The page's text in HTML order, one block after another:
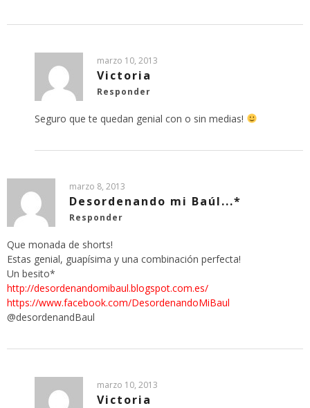
marzo 10, 2013
Victoria
Responder
Seguro que te quedan genial con o sin medias!
marzo 8, 2013
Desordenando mi Baúl...*
Responder
Que monada de shorts!
Estas genial, guapísima y una combinación perfecta!
Un besito*
http://desordenandomibaul.blogspot.com.es/
https://www.facebook.com/DesordenandoMiBaul
@desordenandBaul
marzo 10, 2013
Victoria